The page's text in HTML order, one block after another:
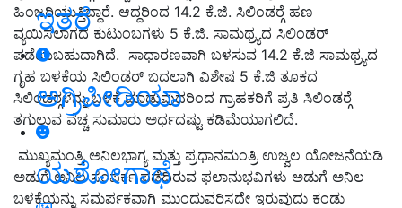
ಇತರೆ
ಅಗ್ರಿಪೀಡಿಯಾ
ಯಶೋಗಾಥೆ
ಹಿಂಜರಿಯುತ್ತಿದ್ದಾರೆ. ಆದ್ದರಿಂದ 14.2 ಕೆ.ಜಿ. ಸಿಲಿಂಡರ್‍ಗೆ ಹಣ
ವ್ಯಯಿಸಲಾಗದ ಕುಟುಂಬಗಳು 5 ಕೆ.ಜಿ. ಸಾಮಥ್ರ್ಯದ ಸಿಲಿಂಡರ್
ಪಡೆಯಬಹುದಾಗಿದೆ. ಸಾಧಾರಣವಾಗಿ ಬಳಸುವ 14.2 ಕೆ.ಜಿ ಸಾಮಥ್ರ್ಯದ
ಗೃಹ ಬಳಕೆಯ ಸಿಲಿಂಡರ್ ಬದಲಾಗಿ ವಿಶೇಷ 5 ಕೆ.ಜಿ ತೂಕದ
ಸಿಲಿಂಡರ್‍ಗಳನ್ನು ಬಳಕೆ ಮಾಡುವುದರಿಂದ ಗ್ರಾಹಕರಿಗೆ ಪ್ರತಿ ಸಿಲಿಂಡರ್‍ಗೆ
ತಗುಲುವ ವೆಚ್ಚ ಸುಮಾರು ಅರ್ಧದಷ್ಟು ಕಡಿಮೆಯಾಗಲಿದೆ.
ಮುಖ್ಯಮಂತ್ರಿ ಅನಿಲಭಾಗ್ಯ ಮತ್ತು ಪ್ರಧಾನಮಂತ್ರಿ ಉಜ್ವಲ ಯೋಜನೆಯಡಿ
ಅಡುಗೆ ಅನಿಲ ಸಂಪರ್ಕ ಪಡೆದಿರುವ ಫಲಾನುಭವಿಗಳು ಅಡುಗೆ ಅನಿಲ
ಬಳಕೆಯನ್ನು ಸಮರ್ಪಕವಾಗಿ ಮುಂದುವರಿಸದೇ ಇರುವುದು ಕಂಡು